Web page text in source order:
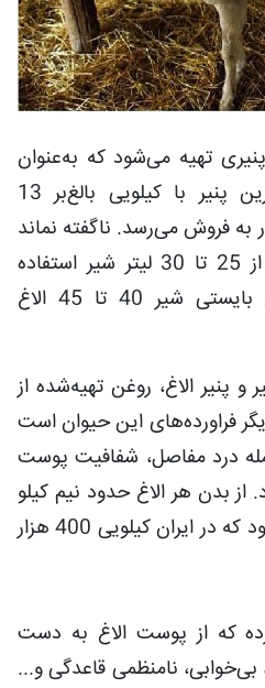
تهیه می‌شود که به‌عنوان
گران‌قیمت‌ترین و کمیاب‌ترین پنیر با کیلویی بالغ‌بر 13
به فروش می‌رسد. ناگفته نماند
که برای تهیه 1 کیلو پنیر از 25 تا 30 لیتر شیر استفاده
می‌شود که برای تهیه آن بایستی شیر 40 تا 45 الاغ
و پنیر الاغ، روغن تهیه‌شده از
فراورده‌های این حیوان است
درد مفاصل، شفافیت پوست
بدن هر الاغ حدود نیم کیلو
روغن می‌توان استحصال نمود که در ایران کیلویی 400 هزار
که از پوست الاغ به دست
نامنظمی قاعدگی و...